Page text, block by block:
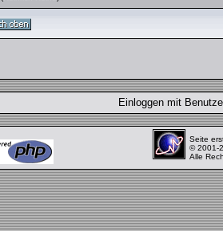
Einloggen mit
Seite
© 2001-
Alle